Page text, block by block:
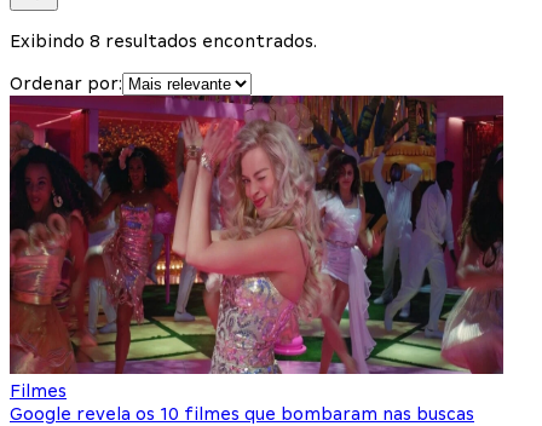
Exibindo 8 resultados encontrados.
Ordenar por:
Filmes
Google revela os 10 filmes que bombaram nas buscas